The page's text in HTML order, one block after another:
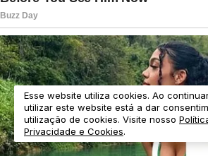
Esse website utiliza cookies. Ao
utilizar este website está a dar
utilização de cookies. Visite nosso
Privacidade e Cookies.